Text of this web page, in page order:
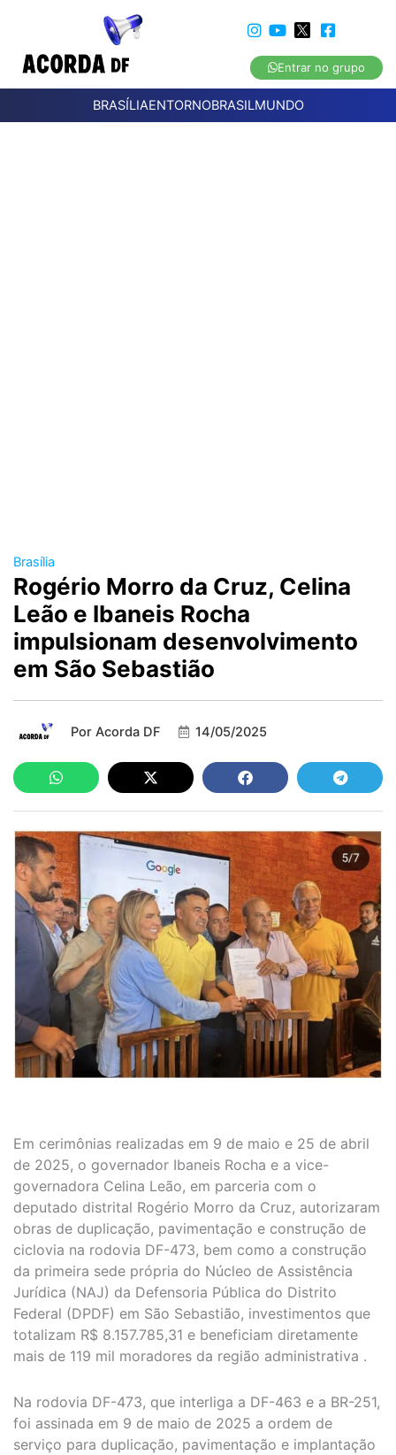
Entrar no grupo
BRASÍLIAENTORNOBRASILMUNDO
Brasília
Rogério Morro da Cruz, Celina
Leão e Ibaneis Rocha
impulsionam desenvolvimento
em São Sebastião
Por Acorda DF 14/05/2025
Em cerimônias realizadas em 9 de maio e 25 de abril
de 2025, o governador Ibaneis Rocha e a vice-
governadora Celina Leão, em parceria com o
deputado distrital Rogério Morro da Cruz, autorizaram
obras de duplicação, pavimentação e construção de
ciclovia na rodovia DF-473, bem como a construção
da primeira sede própria do Núcleo de Assistência
Jurídica (NAJ) da Defensoria Pública do Distrito
Federal (DPDF) em São Sebastião, investimentos que
totalizam R$ 8.157.785,31 e beneficiam diretamente
mais de 119 mil moradores da região administrativa .
Na rodovia DF-473, que interliga a DF-463 e a BR-251,
foi assinada em 9 de maio de 2025 a ordem de
serviço para duplicação, pavimentação e implantação